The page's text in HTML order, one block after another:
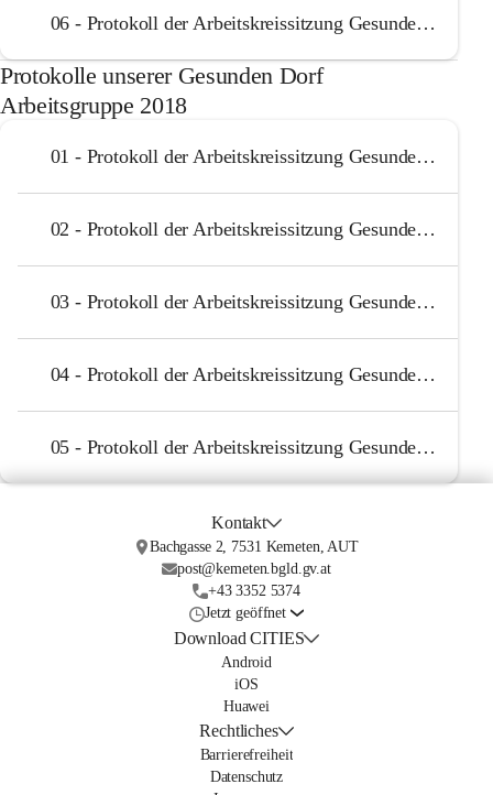
06 - Protokoll der Arbeitskreissitzung Gesundes Dorf 19.08.2019
Protokolle unserer Gesunden Dorf
Arbeitsgruppe 2018
01 - Protokoll der Arbeitskreissitzung Gesundes Dorf 15.01.2018
02 - Protokoll der Arbeitskreissitzung Gesundes Dorf 30.07.2018
03 - Protokoll der Arbeitskreissitzung Gesundes Dorf 20.08.2018
04 - Protokoll der Arbeitskreissitzung Gesundes Dorf 17.09.2018
05 - Protokoll der Arbeitskreissitzung Gesundes Dorf 26.11.2018
Kontakt
Bachgasse 2, 7531 Kemeten, AUT
post@kemeten.bgld.gv.at
+43 3352 5374
Jetzt geöffnet
Download CITIES
Android
iOS
Huawei
Rechtliches
Barrierefreiheit
Datenschutz